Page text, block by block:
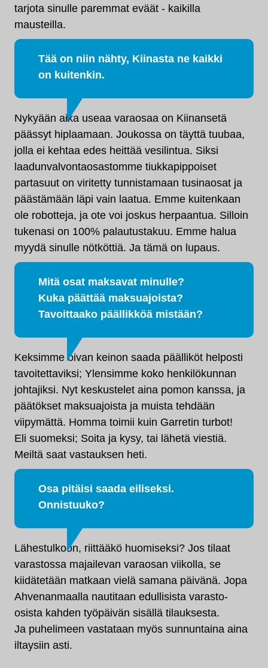
tarjota sinulle paremmat eväät - kaikilla
mausteilla.
Tää on niin nähty, Kiinasta ne kaikki
on kuitenkin.
Nykyään aika useaa varaosaa on Kiinansetä
päässyt hiplaamaan. Joukossa on täyttä tuubaa,
jolla ei kehtaa edes heittää vesilintua. Siksi
laadunvalvontaosastomme tiukkapippoiset
partasuut on viritetty tunnistamaan tusinaosat ja
päästämään läpi vain laatua. Emme kuitenkaan
ole robotteja, ja ote voi joskus herpaantua. Silloin
tukenasi on 100% palautustakuu. Emme halua
myydä sinulle nötköttiä. Ja tämä on lupaus.
Mitä osat maksavat minulle?
Kuka päättää maksuajoista?
Tavoittaako päällikköä mistään?
Keksimme oivan keinon saada päälliköt helposti
tavoitettaviksi; Ylensimme koko henkilökunnan
johtajiksi. Nyt keskustelet aina pomon kanssa, ja
päätökset maksuajoista ja muista tehdään
viipymättä. Homma toimii kuin Garretin turbot!
Eli suomeksi; Soita ja kysy, tai lähetä viestiä.
Meiltä saat vastauksen heti.
Osa pitäisi saada eiliseksi.
Onnistuuko?
Lähestulkoon, riittääkö huomiseksi? Jos tilaat
varastossa majailevan varaosan viikolla, se
kiidätetään matkaan vielä samana päivänä. Jopa
Ahvenanmaalla nautitaan edullisista varasto-
osista kahden työpäivän sisällä tilauksesta.
Ja puhelimeen vastataan myös sunnuntaina aina
iltaysiin asti.